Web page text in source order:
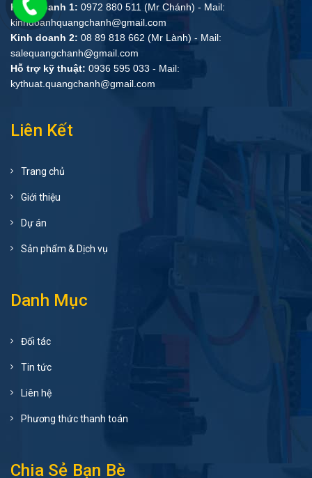
Kinh doanh 1: 0972 880 511 (Mr Chánh) - Mail:
kinhdoanhquangchanh@gmail.com
Kinh doanh 2: 08 89 818 662 (Mr Lành) - Mail:
salequangchanh@gmail.com
Hỗ trợ kỹ thuật: 0936 595 033 - Mail:
kythuat.quangchanh@gmail.com
Liên Kết
Trang chủ
Giới thiệu
Dự án
Sản phẩm & Dịch vụ
Danh Mục
Đối tác
Tin tức
Liên hệ
Phương thức thanh toán
Chia Sẻ Bạn Bè